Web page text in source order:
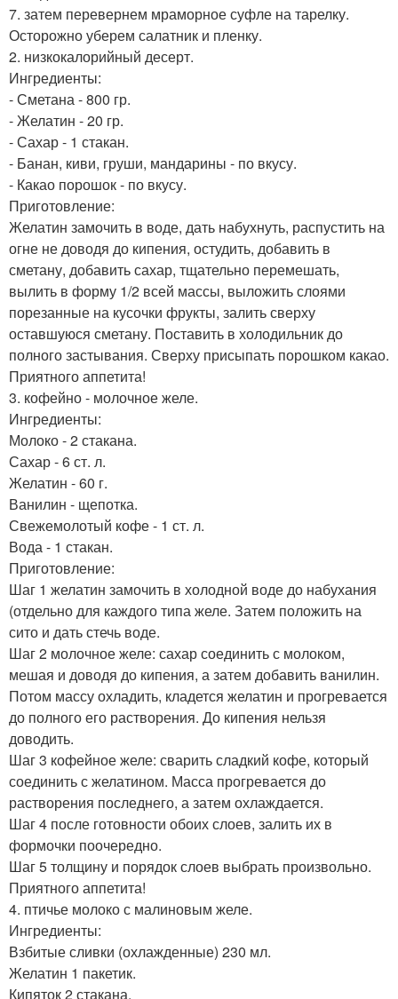
7. затем перевернем мраморное суфле на тарелку.
Осторожно уберем салатник и пленку.
2. низкокалорийный десерт.
Ингредиенты:
- Сметана - 800 гр.
- Желатин - 20 гр.
- Сахар - 1 стакан.
- Банан, киви, груши, мандарины - по вкусу.
- Какао порошок - по вкусу.
Приготовление:
Желатин замочить в воде, дать набухнуть, распустить на
огне не доводя до кипения, остудить, добавить в
сметану, добавить сахар, тщательно перемешать,
вылить в форму 1/2 всей массы, выложить слоями
порезанные на кусочки фрукты, залить сверху
оставшуюся сметану. Поставить в холодильник до
полного застывания. Сверху присыпать порошком какао.
Приятного аппетита!
3. кофейно - молочное желе.
Ингредиенты:
Молоко - 2 стакана.
Сахар - 6 ст. л.
Желатин - 60 г.
Ванилин - щепотка.
Свежемолотый кофе - 1 ст. л.
Вода - 1 стакан.
Приготовление:
Шаг 1 желатин замочить в холодной воде до набухания
(отдельно для каждого типа желе. Затем положить на
сито и дать стечь воде.
Шаг 2 молочное желе: сахар соединить с молоком,
мешая и доводя до кипения, а затем добавить ванилин.
Потом массу охладить, кладется желатин и прогревается
до полного его растворения. До кипения нельзя
доводить.
Шаг 3 кофейное желе: сварить сладкий кофе, который
соединить с желатином. Масса прогревается до
растворения последнего, а затем охлаждается.
Шаг 4 после готовности обоих слоев, залить их в
формочки поочередно.
Шаг 5 толщину и порядок слоев выбрать произвольно.
Приятного аппетита!
4. птичье молоко с малиновым желе.
Ингредиенты:
Взбитые сливки (охлажденные) 230 мл.
Желатин 1 пакетик.
Кипяток 2 стакана.